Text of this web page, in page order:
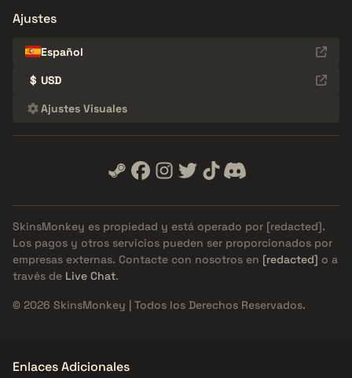
Ajustes
Español
$ USD
Ajustes Visuales
SkinsMonkey es propiedad y está operado por [redacted].
Los pagos y otros servicios pueden ser proporcionados por
empresas externas. Contacte con nosotros en [redacted] o a
través de Live Chat.
© 2026 SkinsMonkey | Todos los Derechos Reservados.
Enlaces Adicionales